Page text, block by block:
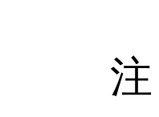
注：